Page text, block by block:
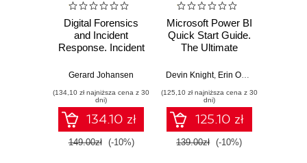
Digital Forensics
and Incident
Response. Incident
and techniques for
threat response -
Fourth Edition
Gerard Johansen
(134,10 zł najniższa cena z 30
dni)
134.10 zł
149.00zł (-10%)
Microsoft Power BI
Quick Start Guide.
The Ultimate
to Power BI, Data
Tools, and
Microsoft Fabric -
Fourth Edition
Devin Knight, Erin Ostrowsky
(125,10 zł najniższa cena z 30
dni)
125.10 zł
139.00zł (-10%)